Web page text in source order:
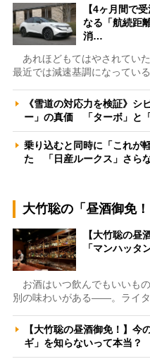
【4ヶ月間で
なる「航続距
消…
あれほどもてはやされていた
最近では減速基調になってい
《雪道の対応力を検証》シ
ー」の真価 「ターボ」と
乗り込むと同時に「これが
た 「日産ルークス」さら
大竹聡の「昼酒御免！
【大竹聡の昼
「マンハッ
お酒はいつ飲んでもいいも
別の味わいがある――。ライ
【大竹聡の昼酒御免！】今
ギ」を知らないって本当